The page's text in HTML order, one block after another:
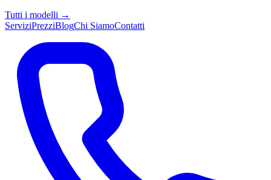
Tutti i modelli →
ServiziPrezziBlogChi SiamoContatti